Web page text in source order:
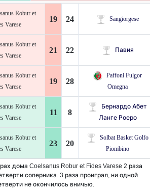
Robur et
Varese
19 24 Sangiorgese
Robur et
Varese
21 22 Павия
Robur et
Varese
19 28
Paffoni Fulgor
Omegna
Robur et
Varese
11 8
Бернардо Абет
Ланге Роеро
Robur et
Varese
23 20
Solbat Basket Golfo
Piombino
дома Coelsanus Robur et Fides Varese 2 раза
соперника. 3 раза проиграл, ни одной
не окончилось вничью.